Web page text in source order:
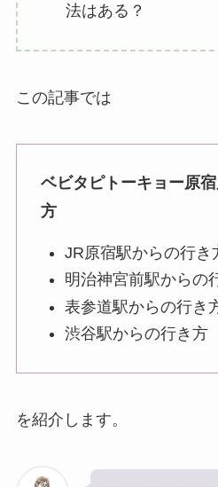
法はある？
この記事では
ベビタピトーキョー原
方
JR原宿駅からの行き
明治神宮前駅からの
表参道駅からの行き
渋谷駅からの行き方
を紹介します。